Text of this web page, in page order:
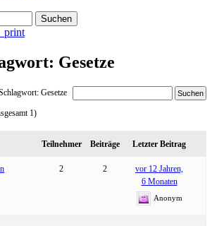
Gesetze
Gesetze
1)
Teilnehmer Beiträge Letzter Beitrag
2 2
vor 12 Jahren,
6 Monaten
Anonym